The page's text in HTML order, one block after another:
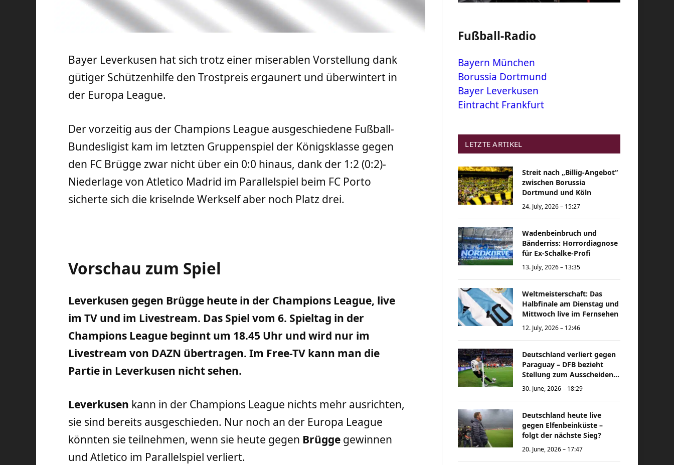
Bayer Leverkusen hat sich trotz einer miserablen Vorstellung dank
gütiger Schützenhilfe den Trostpreis ergaunert und überwintert in
der Europa League.
Der vorzeitig aus der Champions League ausgeschiedene Fußball-
Bundesligist kam im letzten Gruppenspiel der Königsklasse gegen
den FC Brügge zwar nicht über ein 0:0 hinaus, dank der 1:2 (0:2)-
Niederlage von Atletico Madrid im Parallelspiel beim FC Porto
sicherte sich die kriselnde Werkself aber noch Platz drei.
Vorschau zum Spiel
Leverkusen gegen Brügge heute in der Champions League, live
im TV und im Livestream. Das Spiel vom 6. Spieltag in der
Champions League beginnt um 18.45 Uhr und wird nur im
Livestream von DAZN übertragen. Im Free-TV kann man die
Partie in Leverkusen nicht sehen.
Leverkusen kann in der Champions League nichts mehr ausrichten,
sie sind bereits ausgeschieden. Nur noch an der Europa League
könnten sie teilnehmen, wenn sie heute gegen Brügge gewinnen
und Atletico im Parallelspiel verliert.
Fußball-Radio
Bayern München
Borussia Dortmund
Bayer Leverkusen
Eintracht Frankfurt
LETZTE ARTIKEL
Streit nach „Billig-Angebot“
zwischen Borussia
Dortmund und Köln
24. July, 2026 – 15:27
Wadenbeinbruch und
Bänderriss: Horrordiagnose
für Ex-Schalke-Profi
13. July, 2026 – 13:35
Weltmeisterschaft: Das
Halbfinale am Dienstag und
Mittwoch live im Fernsehen
12. July, 2026 – 12:46
Deutschland verliert gegen
Paraguay – DFB bezieht
Stellung zum Ausscheiden
bei der Weltmeisterschaft
30. June, 2026 – 18:29
Deutschland heute live
gegen Elfenbeinküste –
folgt der nächste Sieg?
20. June, 2026 – 17:47